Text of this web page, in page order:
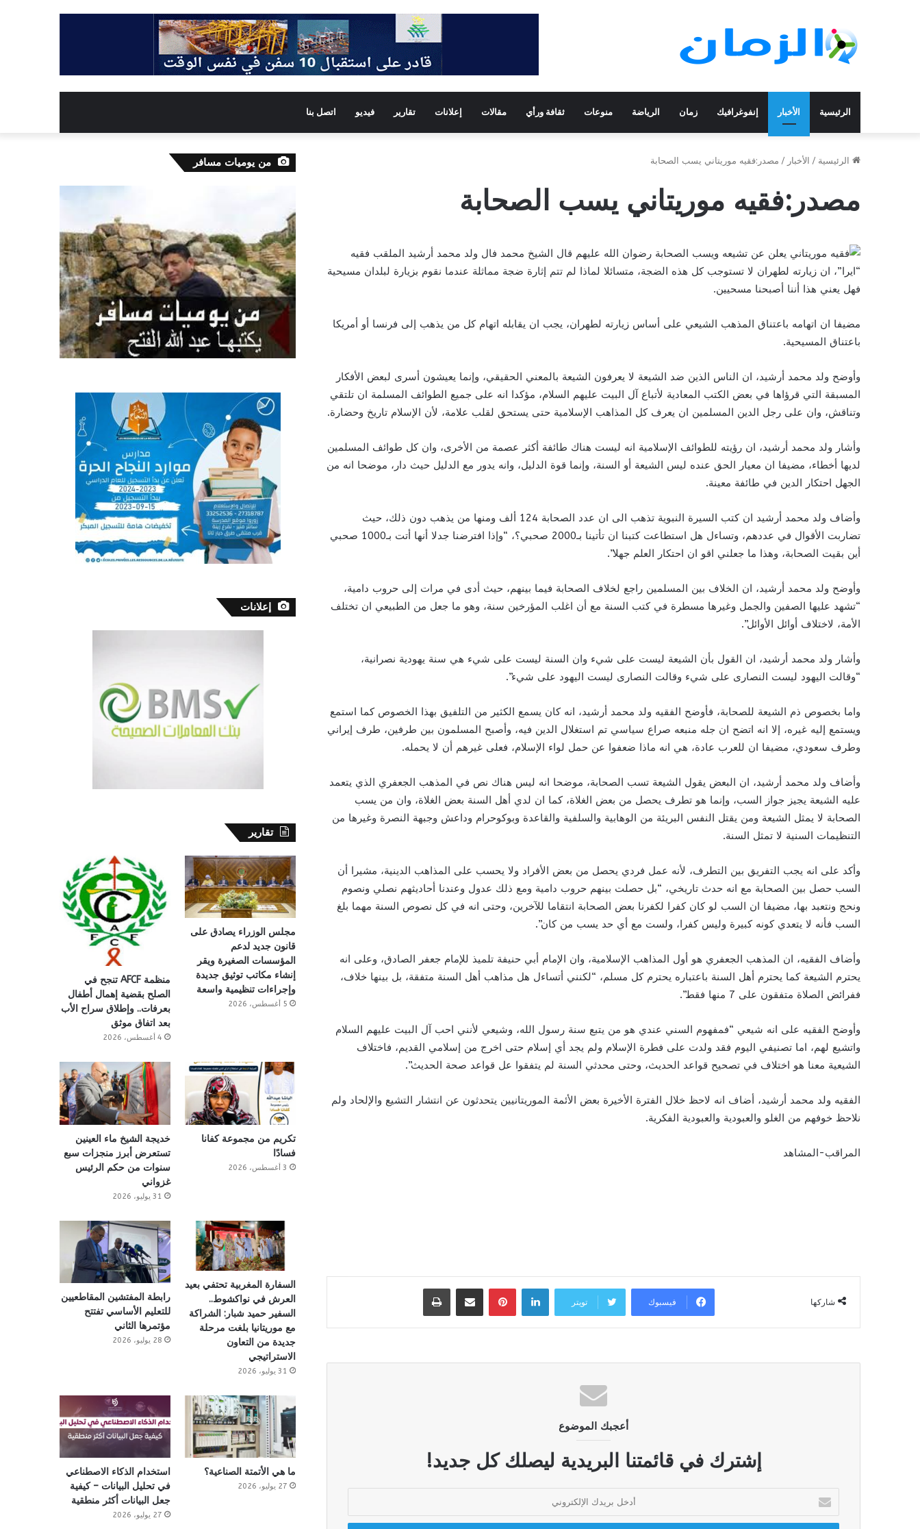
الرئيسية الأخبار إنفوغرافيك زمان الرياضة منوعات ثقافة ورأي مقالات إعلانات تقارير فيديو اتصل بنا
الرئيسية / الأخبار / مصدر:فقيه موريتاني يسب الصحابة
مصدر:فقيه موريتاني يسب الصحابة
قال الشيخ محمد فال ولد محمد أرشيد الملقب فقيه
“ايرا”، ان زيارته لطهران لا تستوجب كل هذه الضجة، متسائلا لماذا لم تتم إثارة ضجة مماثلة عندما نقوم بزيارة لبلدان مسيحية
فهل يعني هذا أننا أصبحنا مسحيين.
مضيفا ان اتهامه باعتناق المذهب الشيعي على أساس زيارته لطهران، يجب ان يقابله اتهام كل من يذهب إلى فرنسا أو أمريكا
باعتناق المسيحية.
وأوضح ولد محمد أرشيد، ان الناس الذين ضد الشيعة لا يعرفون الشيعة بالمعني الحقيقي، وإنما يعيشون أسرى لبعض الأفكار
المسبقة التي قرؤاها في بعض الكتب المعادية لأتباع آل البيت عليهم السلام، مؤكدا انه على جميع الطوائف المسلمة ان تلتقي
وتناقش، وان على رجل الدين المسلمين ان يعرف كل المذاهب الإسلامية حتى يستحق لقلب علامة، لأن الإسلام تاريخ وحضارة.
وأشار ولد محمد أرشيد، ان رؤيته للطوائف الإسلامية انه ليست هناك طائفة أكثر عصمة من الأخرى، وان كل طوائف المسلمين
لديها أخطاء، مضيفا ان معيار الحق عنده ليس الشيعة أو السنة، وإنما قوة الدليل، وانه يدور مع الدليل حيث دار، موضحا انه من
الجهل احتكار الدين في طائفة معينة.
وأضاف ولد محمد أرشيد ان كتب السيرة النبوية تذهب الى ان عدد الصحابة 124 ألف ومنها من يذهب دون ذلك، حيث
تضاربت الأقوال في عددهم، وتساءل هل استطاعت كتبنا ان تأتينا بـ2000 صحبي؟، “وإذا افترضنا جدلا أنها أتت بـ1000 صحبي
أين بقيت الصحابة، وهذا ما جعلني اقو ان احتكار العلم جهلا”.
وأوضح ولد محمد أرشيد، ان الخلاف بين المسلمين راجع لخلاف الصحابة فيما بينهم، حيث أدى في مرات إلى حروب دامية،
“تشهد عليها الصفين والجمل وغيرها مسطرة في كتب السنة مع أن اغلب المؤرخين سنة، وهو ما جعل من الطبيعي ان تختلف
الأمة، لاختلاف أوائل الأوائل”.
وأشار ولد محمد أرشيد، ان القول بأن الشيعة ليست على شيء وان السنة ليست على شيء هي سنة يهودية نصرانية،
“وقالت اليهود ليست النصارى على شيء وقالت النصارى ليست اليهود على شيء”.
واما بخصوص ذم الشيعة للصحابة، فأوضح الفقيه ولد محمد أرشيد، انه كان يسمع الكثير من التلفيق بهذا الخصوص كما استمع
ويستمع إليه غيره، إلا انه اتضح ان جله منبعه صراع سياسي تم استغلال الدين فيه، وأصبح المسلمون بين طرفين، طرف إيراني
وطرف سعودي، مضيفا ان للعرب عادة، هي انه ماذا ضعفوا عن حمل لواء الإسلام، فعلى غيرهم أن لا يحمله.
وأضاف ولد محمد أرشيد، ان البعض يقول الشيعة تسب الصحابة، موضحا انه ليس هناك نص في المذهب الجعفري الذي يتعمد
عليه الشيعة يجيز جواز السب، وإنما هو تطرف يحصل من بعض الغلاة، كما ان لدي أهل السنة بعض الغلاة، وان من يسب
الصحابة لا يمثل الشيعة ومن يقتل النفس البريئة من الوهابية والسلفية والقاعدة وبوكوحرام وداعش وجبهة النصرة وغيرها من
التنظيمات السنية لا تمثل السنة.
وأكد على انه يجب التفريق بين التطرف، لأنه عمل فردي يحصل من بعض الأفراد ولا يحسب على المذاهب الدينية، مشيرا أن
السب حصل بين الصحابة مع انه حدث تاريخي، “بل حصلت بينهم حروب دامية ومع ذلك عدول وعندنا أحاديثهم نصلي ونصوم
ونحج ونتعبد بها، مضيفا ان السب لو كان كفرا لكفرنا بعض الصحابة انتقاما للآخرين، وحتى انه في كل نصوص السنة مهما بلغ
السب فأنه لا يتعدي كونه كبيرة وليس كفرا، ولست مع أي حد يسب من كان”.
وأضاف الفقيه، ان المذهب الجعفري هو أول المذاهب الإسلامية، وان الإمام أبي حنيفة تلميذ للإمام جعفر الصادق، وعلى انه
يحترم الشيعة كما يحترم أهل السنة باعتباره يحترم كل مسلم، “لكنني أتساءل هل مذاهب أهل السنة متفقة، بل بينها خلاف،
ففرائض الصلاة متفقون على 7 منها فقط”.
وأوضح الفقيه على انه شيعي “فمفهوم السني عندي هو من يتبع سنة رسول الله، وشيعي لأنني احب آل البيت عليهم السلام
واتشيع لهم، اما تصنيفي اليوم فقد ولدت على فطرة الإسلام ولم يجد أي إسلام حتى اخرج من إسلامي القديم، فاختلاف
الشيعية معنا هو اختلاف في تصحيح قواعد الحديث، وحتى محدثي السنة لم يتفقوا عل قواعد صحة الحديث”.
الفقيه ولد محمد أرشيد، أضاف انه لاحظ خلال الفترة الأخيرة بعض الأئمة الموريتانيين يتحدثون عن انتشار التشيع والإلحاد ولم
نلاحظ خوفهم من الغلو والعبودية والعبودية الفكرية.
المراقب-المشاهد
شاركها فيسبوك تويتر
لينكدإن بينتيريستمشاركة عبر البريد طباعة
أعجبك الموضوع
إشترك في قائمتنا البريدية ليصلك كل جديد!
بريدك
الإلكتروني
من يوميات مسافر
إعلانات
تقارير
مجلس الوزراء يصادق على
قانون جديد لدعم
المؤسسات الصغيرة ويقر
إنشاء مكاتب توثيق جديدة
وإجراءات تنظيمية واسعة
5 أغسطس، 2026
منظمة AFCF تنجح في
الصلح بقضية إهمال أطفال
بعرفات.. وإطلاق سراح الأب
بعد اتفاق موثق
4 أغسطس، 2026
تكريم من مجموعة كفانا
فسادًا
3 أغسطس، 2026
خديجة الشيخ ماء العينين
تستعرض أبرز منجزات سبع
سنوات من حكم الرئيس
غزواني
31 يوليو، 2026
السفارة المغربية تحتفي بعيد
العرش في نواكشوط..
السفير حميد شبار: الشراكة
مع موريتانيا بلغت مرحلة
جديدة من التعاون
الاستراتيجي
31 يوليو، 2026
رابطة المفتشين المقاطعيين
للتعليم الأساسي تفتتح
مؤتمرها الثاني
28 يوليو، 2026
ما هي الأتمتة الصناعية؟
27 يوليو، 2026
استخدام الذكاء الاصطناعي
في تحليل البيانات – كيفية
جعل البيانات أكثر منطقية
27 يوليو، 2026